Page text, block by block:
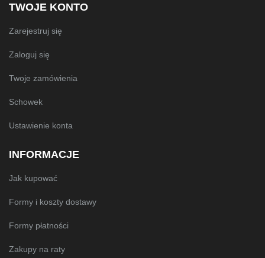
TWOJE KONTO
Zarejestruj się
Zaloguj się
Twoje zamówienia
Schowek
Ustawienie konta
INFORMACJE
Jak kupować
Formy i koszty dostawy
Formy płatności
Zakupy na raty